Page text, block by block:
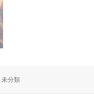
カ
未分類